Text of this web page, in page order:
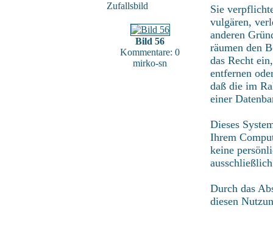
Zufallsbild
Bild 56
Kommentare: 0
mirko-sn
Sie
vulgären,
anderen
räumen den
das Recht
entfernen
daß die im
einer
Dieses
Ihrem
keine
Durch das
diesen